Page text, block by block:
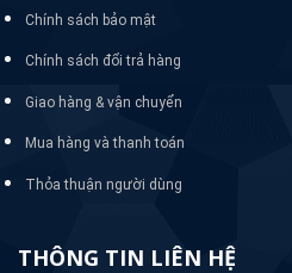
Chính sách bảo mật
Chính sách đổi trả hàng
Giao hàng & vận chuyển
Mua hàng và thanh toán
Thỏa thuận người dùng
THÔNG TIN LIÊN HỆ